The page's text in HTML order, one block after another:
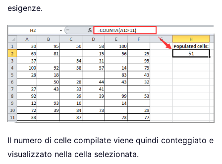
esigenze.
Il numero di celle compilate viene quindi conteggiato e
visualizzato nella cella selezionata.